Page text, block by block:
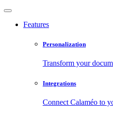
Features
Personalization
Transform your
Integrations
Connect Calaméo to